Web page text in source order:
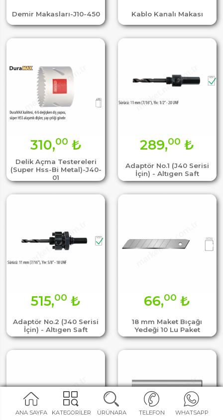
ANA SAYFA KATEGORİLER ÜRÜNARA TELEFON WHATSAPP
Demir Makasları-J10-450 Kablo Kanalı Makası
Delik Açma Testereleri
(Super Hss-Bi Metal)-J40-
01
310,00 ₺
Adaptör No.1 (J40 Serisi
İçin) - Altıgen Saft
289,00 ₺
Adaptör No.2 (J40 Serisi
İçin) - Altıgen Saft
515,00 ₺
18 mm Maket Bıçağı
Yedeği 10 Lu Paket
66,00 ₺